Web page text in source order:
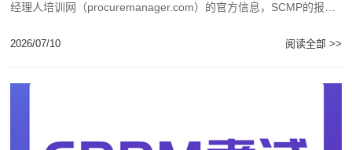
经理人培训网（procuremanager.com）的官方信息，SCMP的报考
2026/07/10 阅读全部 >>